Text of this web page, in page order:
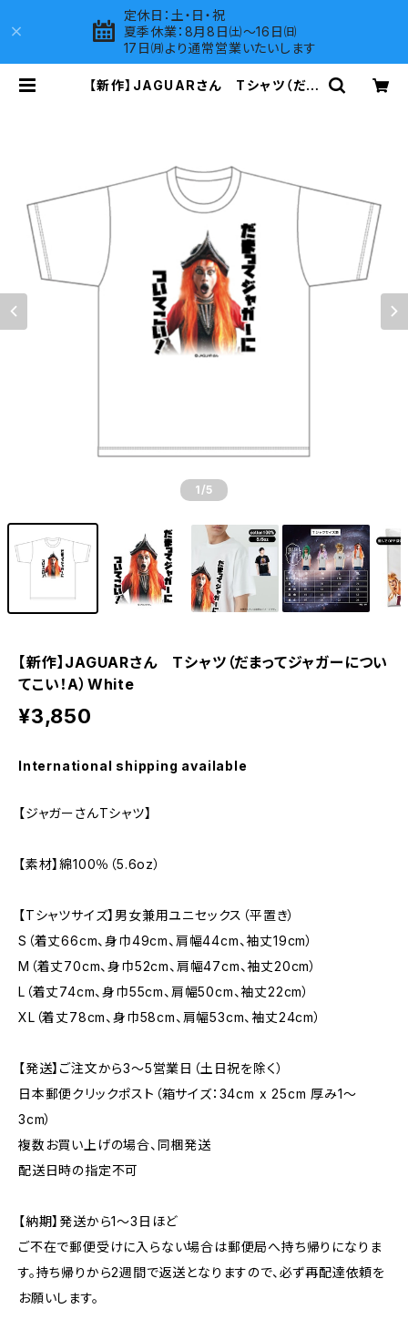
定休日：土・日・祝
夏季休業：8月8日㈯～16日㈰
17日㈪より通常営業いたいします
【新作】JAGUARさん Tシャツ（だま
1 /5
【新作】JAGUARさん Tシャツ（だまってジャガーについ
てこい！A）White
¥3,850
International shipping available
【ジャガーさんTシャツ】
【素材】綿100％（5.6oz）
【Tシャツサイズ】男女兼用ユニセックス（平置き）
S（着丈66cm、身巾49cm、肩幅44cm、袖丈19cm）
M（着丈70cm、身巾52cm、肩幅47cm、袖丈20cm）
L（着丈74cm、身巾55cm、肩幅50cm、袖丈22cm）
XL（着丈78cm、身巾58cm、肩幅53cm、袖丈24cm）
【発送】ご注文から3〜5営業日（土日祝を除く）
日本郵便クリックポスト（箱サイズ：34cm x 25cm 厚み1〜
3cm）
複数お買い上げの場合、同梱発送
配送日時の指定不可
【納期】発送から1〜3日ほど
ご不在で郵便受けに入らない場合は郵便局へ持ち帰りになりま
す。持ち帰りから2週間で返送となりますので、必ず再配達依頼を
お願いします。